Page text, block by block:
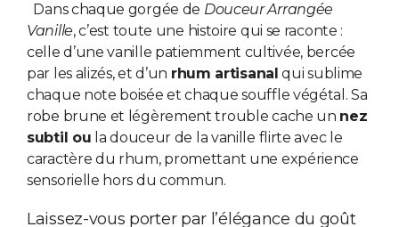
Dans chaque gorgée de Douceur Arrangée
Vanille, c’est toute une histoire qui se raconte :
celle d’une vanille patiemment cultivée, bercée
par les alizés, et d’un rhum artisanal qui sublime
chaque note boisée et chaque souffle végétal. Sa
robe brune et légèrement trouble cache un nez
subtil ou la douceur de la vanille flirte avec le
caractère du rhum, promettant une expérience
sensorielle hors du commun.
Laissez-vous porter par l’élégance du goût